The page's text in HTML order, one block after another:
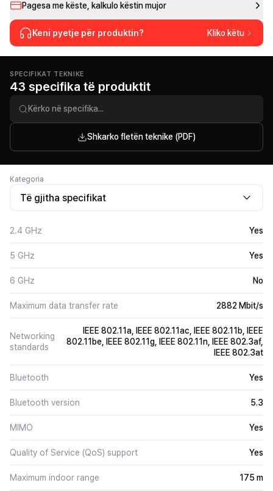
Pagesa me këste, kalkulo këstin mujor
Keni pyetje për produktin? Kliko këtu
SPECIFIKAT TEKNIKE
43 specifika të produktit
Shkarko fletën teknike (PDF)
Kategoria
Të gjitha specifikat
2.4 GHz Yes
5 GHz Yes
6 GHz No
Maximum data transfer rate 2882 Mbit/s
Networking
standards
IEEE 802.11a, IEEE 802.11ac, IEEE 802.11b, IEEE
802.11be, IEEE 802.11g, IEEE 802.11n, IEEE 802.3af,
IEEE 802.3at
Bluetooth Yes
Bluetooth version 5.3
MIMO Yes
Quality of Service (QoS) support Yes
Maximum indoor range 175 m